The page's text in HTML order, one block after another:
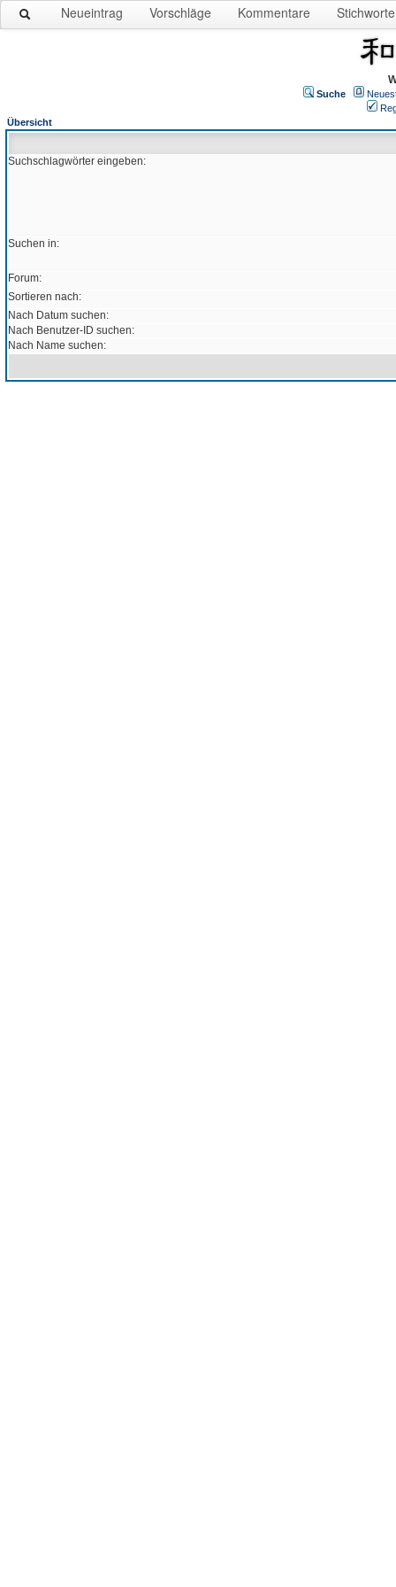
Neueintrag Vorschläge Kommentare Stichworte
Suche
Übersicht
Suchschlagwörter eingeben:
Suchen in:
Forum:
Sortieren nach:
Nach Datum suchen:
Nach Benutzer-ID suchen:
Nach Name suchen: